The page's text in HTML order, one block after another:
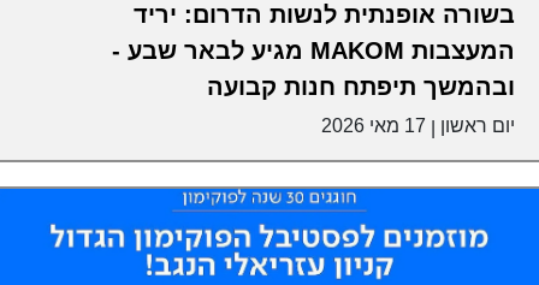
בשורה אופנתית לנשות הדרום: יריד
המעצבות MAKOM מגיע לבאר שבע -
ובהמשך תיפתח חנות קבועה
יום ראשון 17 מאי 2026